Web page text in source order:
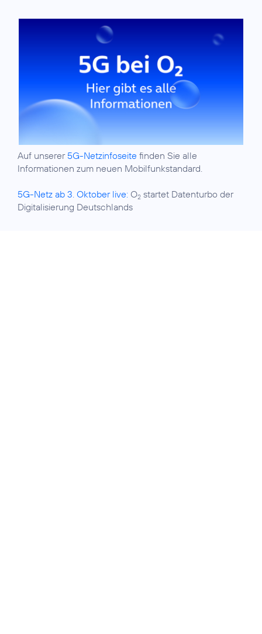
Auf unserer 5G-Netzinfoseite finden Sie alle
Informationen zum neuen Mobilfunkstandard.
5G-Netz ab 3. Oktober live: O2 startet Datenturbo der
Digitalisierung Deutschlands